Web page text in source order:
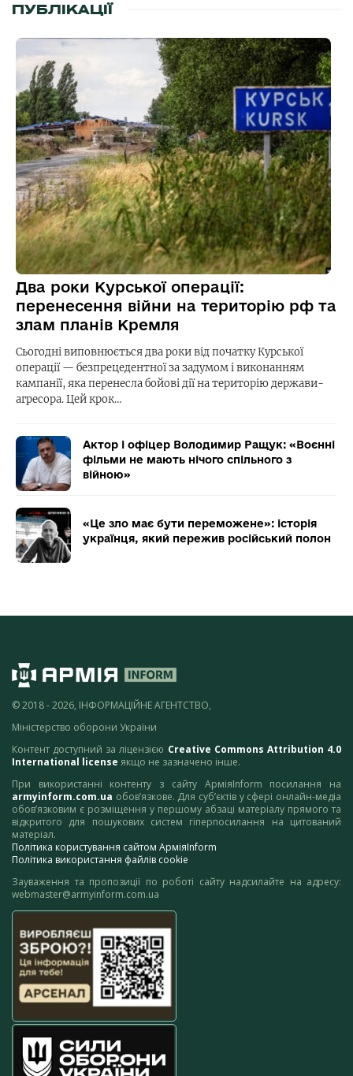
ПУБЛІКАЦІЇ
Два роки Курської операції:
перенесення війни на територію рф та
злам планів Кремля
Сьогодні виповнюється два роки від початку Курської
операції — безпрецедентної за задумом і виконанням
кампанії, яка перенесла бойові дії на територію держави-
агресора. Цей крок…
Актор і офіцер Володимир Ращук: «Воєнні
фільми не мають нічого спільного з
війною»
«Це зло має бути переможене»: історія
українця, який пережив російський полон
© 2018 - 2026, ІНФОРМАЦІЙНЕ АГЕНТСТВО,
Міністерство оборони України
Контент доступний за ліцензією Creative Commons Attribution 4.0
International license якщо не зазначено інше.
При використанні контенту з сайту АрміяInform посилання на
armyinform.com.ua обов’язкове. Для суб’єктів у сфері онлайн-медіа
обов’язковим є розміщення у першому абзаці матеріалу прямого та
відкритого для пошукових систем гіперпосилання на цитований
матеріал.
Політика користування сайтом АрміяInform
Політика використання файлів cookie
Зауваження та пропозиції по роботі сайту надсилайте на адресу:
webmaster@armyinform.com.ua